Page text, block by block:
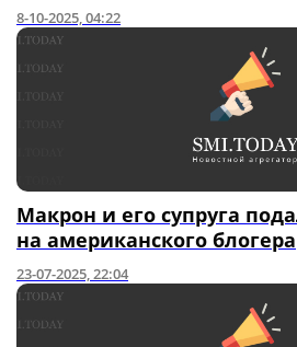
8-10-2025, 04:22
Макрон и его супруга
на американского блогера
23-07-2025, 22:04